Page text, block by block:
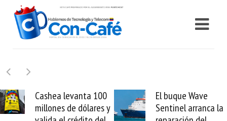
Cashea levanta 100
millones de dólares y
El buque Wave
Sentinel arranca la